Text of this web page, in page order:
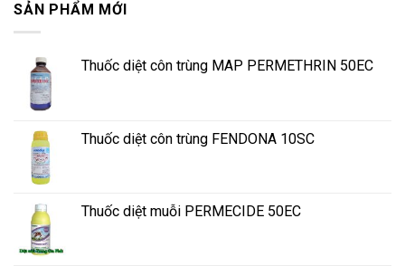
SẢN PHẨM MỚI
Thuốc diệt côn trùng MAP PERMETHRIN 50EC
Thuốc diệt côn trùng FENDONA 10SC
Thuốc diệt muỗi PERMECIDE 50EC